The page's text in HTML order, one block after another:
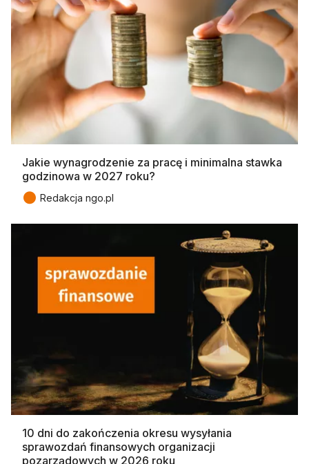
Jakie wynagrodzenie za pracę i minimalna stawka
godzinowa w 2027 roku?
● Redakcja ngo.pl
10 dni do zakończenia okresu wysyłania
sprawozdań finansowych organizacji
pozarządowych w 2026 roku